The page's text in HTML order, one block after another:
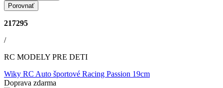
Porovnať
217295
/
RC MODELY PRE DETI
Wiky RC Auto športové Racing Passion 19cm
Doprava zdarma